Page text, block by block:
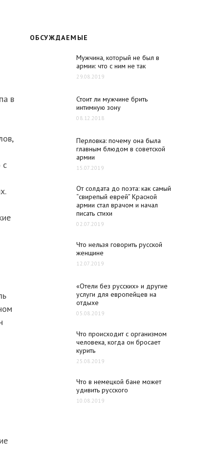
в
с
ОБСУЖДАЕМЫЕ
Мужчина, который не был в
армии: что с ним не так
29.08.2019
Стоит ли мужчине брить
интимную зону
08.12.2018
Перловка: почему она была
главным блюдом в советской
армии
15.07.2019
От солдата до поэта: как самый
“свирепый еврей” Красной
армии стал врачом и начал
писать стихи
02.07.2019
Что нельзя говорить русской
женщине
12.07.2019
«Отели без русских» и другие
услуги для европейцев на
отдыхе
05.08.2019
Что происходит с организмом
человека, когда он бросает
курить
25.08.2019
Что в немецкой бане может
удивить русского
10.08.2019